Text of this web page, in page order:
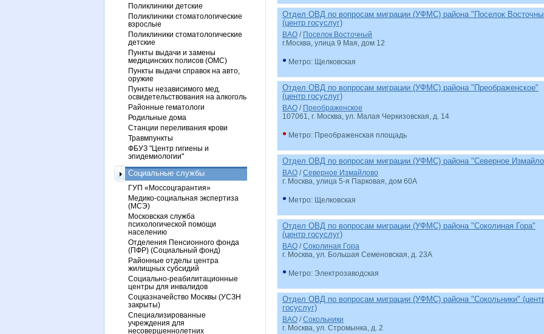
Отдел ОВД по вопросам миграции (УФМС) района "Поселок
(центр госуслуг)
ВАО / Поселок Восточный
г.Москва, улица 9 Мая, дом 12
• Метро: Щелковская
Отдел ОВД по вопросам миграции (УФМС) района "Преображенское"
(центр госуслуг)
ВАО / Преображенское
107061, г. Москва, ул. Малая Черкизовская, д. 14
• Метро: Преображенская площадь
Отдел ОВД по вопросам миграции (УФМС) района "Северное
ВАО /Северное Измайлово
г. Москва, улица 5-я Парковая, дом 60А
• Метро: Щелковская
Отдел ОВД по вопросам миграции (УФМС) района "Соколиная Гора"
(центр госуслуг)
ВАО /Соколиная Гора
г. Москва, ул. Большая Семеновская, д. 23А
• Метро: Электрозаводская
Отдел ОВД по вопросам миграции (УФМС) района "Сокольники"
госуслуг)
ВАО /Сокольники
г. Москва, ул. Стромынка, д. 2
Поликлиники детские
Поликлиники стоматологические
взрослые
Поликлиники стоматологические
детские
Пункты выдачи и замены
медицинских полисов (ОМС)
Пункты выдачи справок на авто,
оружие
Пункты независимого мед.
освидетельствования на алкоголь
Районные гематологи
Родильные дома
Станции переливания крови
Травмпункты
ФБУЗ "Центр гигиены и
эпидемиологии"
Социальные службы
ГУП «Моссоцгарантия»
Медико-социальная экспертиза
(МСЭ)
Московская служба
психологической помощи
населению
Отделения Пенсионного фонда
(ПФР) (Социальный фонд)
Районные отделы центра
жилищных субсидий
Социально-реабилитационные
центры для инвалидов
Соцказначейство Москвы (УСЗН
закрыты)
Специализированные
учреждения для
несовершеннолетних